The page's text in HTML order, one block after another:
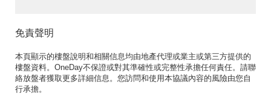
免責聲明
本頁顯示的樓盤說明和相關信息均由地產代理或業主或第三方提供的
樓盤資料。OneDay不保證或對其準確性或完整性承擔任何責任。請聯
絡放盤者獲取更多詳細信息。您訪問和使用本協議內容的風險由您自
行承擔。